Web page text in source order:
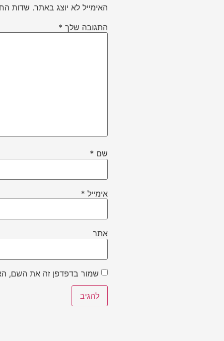
האימייל לא יוצג באתר. שדות
התגובה שלך *
שם *
אימייל *
אתר
שמור בדפדפן זה את השם,